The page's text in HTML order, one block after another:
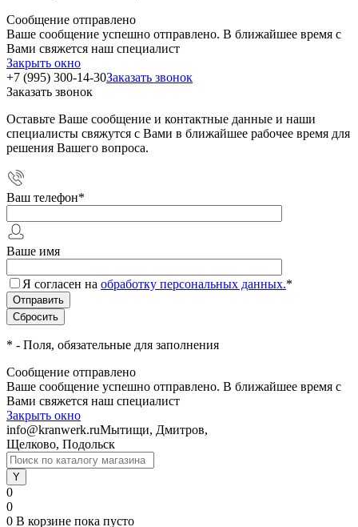
Сообщение отправлено
Ваше сообщение успешно отправлено. В ближайшее время с
Вами свяжется наш специалист
Закрыть окно
+7 (995) 300-14-30Заказать звонок
Заказать звонок
Оставьте Ваше сообщение и контактные данные и наши
специалисты свяжутся с Вами в ближайшее рабочее время для
решения Вашего вопроса.
Ваш телефон*
Ваше имя
Я согласен на обработку персональных данных.*
* - Поля, обязательные для заполнения
Сообщение отправлено
Ваше сообщение успешно отправлено. В ближайшее время с
Вами свяжется наш специалист
Закрыть окно
info@kranwerk.ruМытищи, Дмитров,
Щелково, Подольск
0
0
0 В корзине пока пусто